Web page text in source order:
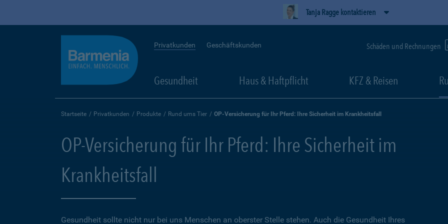
Tanja Ragge kontaktieren
Privatkunden Geschäftskunden Schäden und Rechnungen
Gesundheit Haus & Haftpflicht KFZ & Reisen
Startseite Privatkunden Produkte Rund ums Tier OP-Versicherung für Ihr Pferd: Ihre Sicherheit im Krankheitsfall
OP-Versicherung für Ihr Pferd: Ihre Sicherheit im
Krankheitsfall
Gesundheit sollte nicht nur bei uns Menschen an oberster Stelle stehen. Auch die Gesundheit Ihres